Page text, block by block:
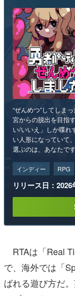
“ぜんめつ”してしま
宮からの脱出を目指
い/いいえ」しか喋れ
い人形になっていて
選ぶのは、あなたです
インディー RPG
リリース日：
RTAは「Real
で、海外では「
ばれる遊び方だ